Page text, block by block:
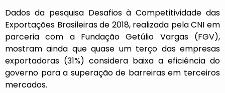
Dados da pesquisa Desafios à Competitividade das
Exportações Brasileiras de 2018, realizada pela CNI em
parceria com a Fundação Getúlio Vargas (FGV),
mostram ainda que quase um terço das empresas
exportadoras (31%) considera baixa a eficiência do
governo para a superação de barreiras em terceiros
mercados.